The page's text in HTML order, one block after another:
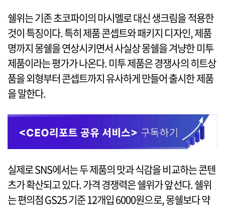
쉘위는 기존 초코파이의 마시멜로 대신 생크림을 적용한
것이 특징이다. 특히 제품 콘셉트와 패키지 디자인, 제품
명까지 몽쉘을 연상시키면서 사실상 몽쉘을 겨냥한 미투
제품이라는 평가가 나온다. 미투 제품은 경쟁사의 히트상
품을 외형부터 콘셉트까지 유사하게 만들어 출시한 제품
을 말한다.
실제로 SNS에서는 두 제품의 맛과 식감을 비교하는 콘텐
츠가 확산되고 있다. 가격 경쟁력은 쉘위가 앞선다. 쉘위
는 편의점 GS25 기준 12개입 6000원으로, 몽쉘보다 약